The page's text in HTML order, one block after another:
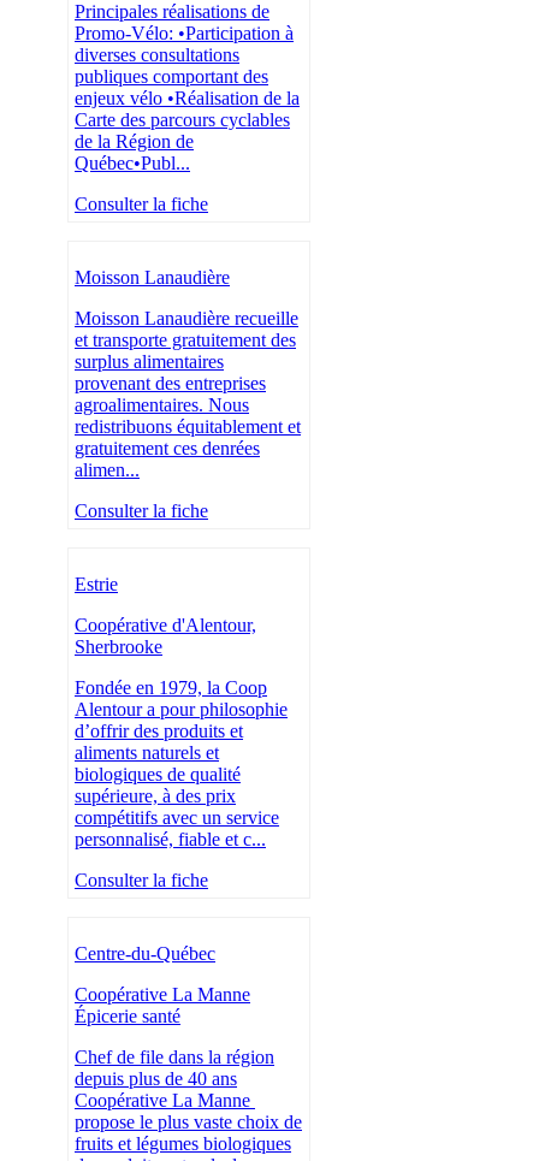
Principales réalisations de
Promo-Vélo: •Participation à
diverses consultations
publiques comportant des
enjeux vélo •Réalisation de la
Carte des parcours cyclables
de la Région de
Québec•Publ...
Consulter la fiche
Moisson Lanaudière
Moisson Lanaudière recueille
et transporte gratuitement des
surplus alimentaires
provenant des entreprises
agroalimentaires. Nous
redistribuons équitablement et
gratuitement ces denrées
alimen...
Consulter la fiche
Estrie
Coopérative d'Alentour,
Sherbrooke
Fondée en 1979, la Coop
Alentour a pour philosophie
d’offrir des produits et
aliments naturels et
biologiques de qualité
supérieure, à des prix
compétitifs avec un service
personnalisé, fiable et c...
Consulter la fiche
Centre-du-Québec
Coopérative La Manne
Épicerie santé
Chef de file dans la région
depuis plus de 40 ans
Coopérative La Manne
propose le plus vaste choix de
fruits et légumes biologiques